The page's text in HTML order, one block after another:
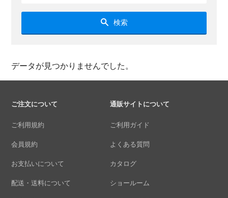
検索
データが見つかりませんでした。
ご注文について
ご利用規約
会員規約
お支払いについて
配送・送料について
通販サイトについて
ご利用ガイド
よくある質問
カタログ
ショールーム